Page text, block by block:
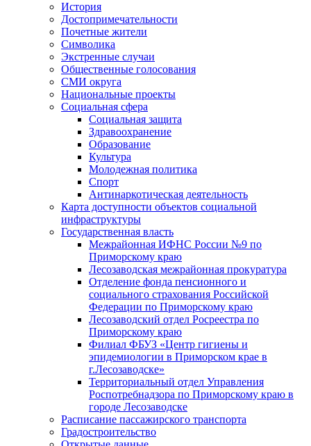
История
Достопримечательности
Почетные жители
Символика
Экстренные случаи
Общественные голосования
СМИ округа
Национальные проекты
Социальная сфера
Социальная защита
Здравоохранение
Образование
Культура
Молодежная политика
Спорт
Антинаркотическая деятельность
Карта доступности объектов социальной
инфраструктуры
Государственная власть
Межрайонная ИФНС России №9 по
Приморскому краю
Лесозаводская межрайонная прокуратура
Отделение фонда пенсионного и
социального страхования Российской
Федерации по Приморскому краю
Лесозаводский отдел Росреестра по
Приморскому краю
Филиал ФБУЗ «Центр гигиены и
эпидемиологии в Приморском крае в
г.Лесозаводске»
Территориальный отдел Управления
Роспотребнадзора по Приморскому краю в
городе Лесозаводске
Расписание пассажирского транспорта
Градостроительство